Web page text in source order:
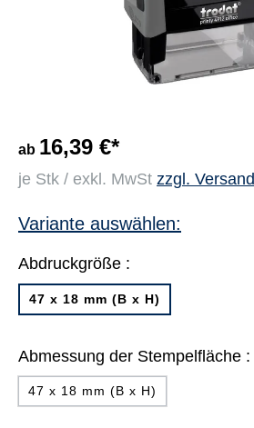
ab 16,39 €*
je Stk / exkl. MwSt zzgl. Versand
Variante auswählen:
Abdruckgröße :
47 x 18 mm (B x H)
Abmessung der Stempelfläche :
47 x 18 mm (B x H)